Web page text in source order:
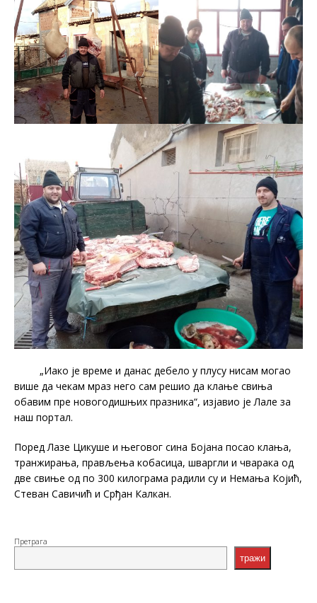
„Иако је време и данас дебело у плусу нисам могао
више да чекам мраз него сам решио да клање свиња
обавим пре новогодишњих празника“, изјавио је Лале за
наш портал.
Поред Лазе Цикуше и његовог сина Бојана посао клања,
транжирања, прављења кобасица, шваргли и чварака од
две свиње од по 300 килограма радили су и Немања Којић,
Стеван Савичић и Срђан Калкан.
Претрага
тражи